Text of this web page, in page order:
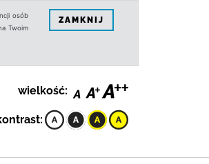
osób
Twoim
ZAMKNIJ
wielkość: